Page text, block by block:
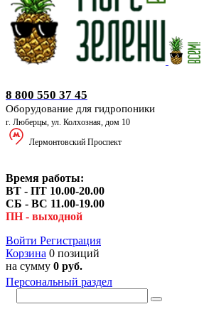
8 800 550 37 45
Оборудование для гидропоники
г. Люберцы, ул. Колхозная, дом 10
Лермонтовский Проспект
Время работы:
ВТ - ПТ 10.00-20.00
СБ - ВС 11.00-19.00
ПН - выходной
Войти Регистрация
Корзина 0 позиций
на сумму 0 руб.
Персональный раздел